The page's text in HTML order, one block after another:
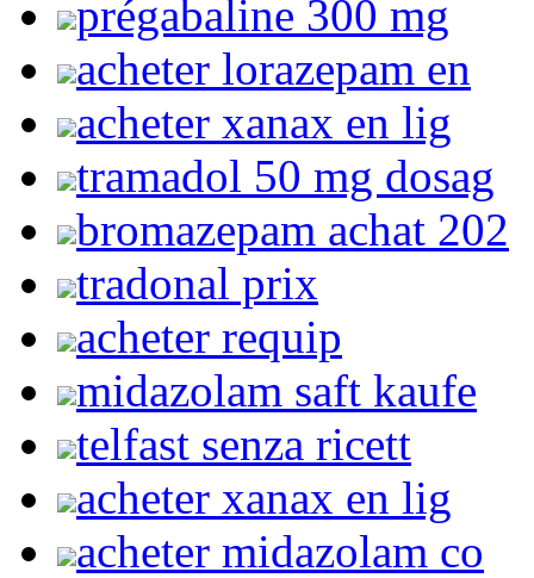
prégabaline 300 mg
acheter lorazepam en
acheter xanax en lig
tramadol 50 mg dosag
bromazepam achat 202
tradonal prix
acheter requip
midazolam saft kaufe
telfast senza ricett
acheter xanax en lig
acheter midazolam co